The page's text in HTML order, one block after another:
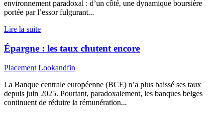
environnement paradoxal : d’un côté, une dynamique boursière
portée par l’essor fulgurant...
Lire la suite
Épargne : les taux chutent encore
Placement Lookandfin
La Banque centrale européenne (BCE) n’a plus baissé ses taux
depuis juin 2025. Pourtant, paradoxalement, les banques belges
continuent de réduire la rémunération...